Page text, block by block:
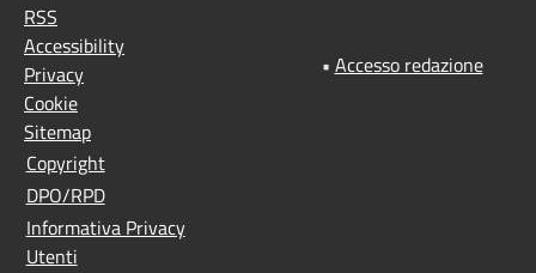
RSS
Accessibility
Privacy
Cookie
Sitemap
Copyright
DPO/RPD
Informativa Privacy
Utenti
• Accesso redazione